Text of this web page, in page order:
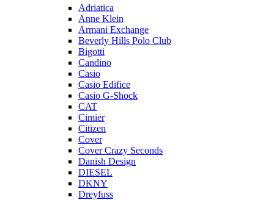
Adriatica
Anne Klein
Armani Exchange
Beverly Hills Polo Club
Bigotti
Candino
Casio
Casio Edifice
Casio G-Shock
CAT
Cimier
Citizen
Cover
Cover Crazy Seconds
Danish Design
DIESEL
DKNY
Dreyfuss